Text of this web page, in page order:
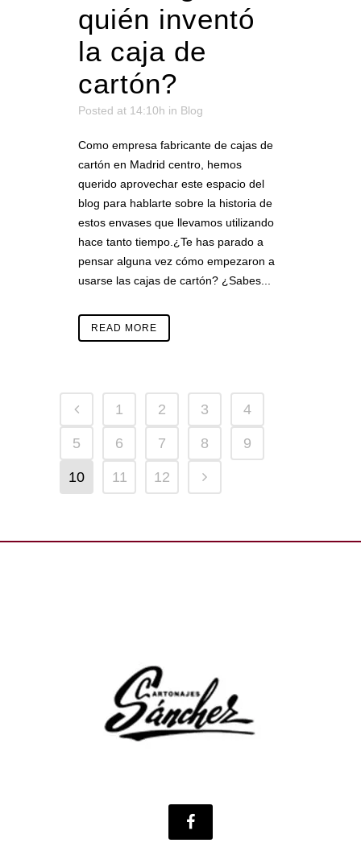
quién inventó
la caja de
cartón?
Posted at 14:10h in Blog
Como empresa fabricante de cajas de
cartón en Madrid centro, hemos
querido aprovechar este espacio del
blog para hablarte sobre la historia de
estos envases que llevamos utilizando
hace tanto tiempo.¿Te has parado a
pensar alguna vez cómo empezaron a
usarse las cajas de cartón? ¿Sabes...
READ MORE
1 2 3 4
5 6 7 8 9
10 11 12